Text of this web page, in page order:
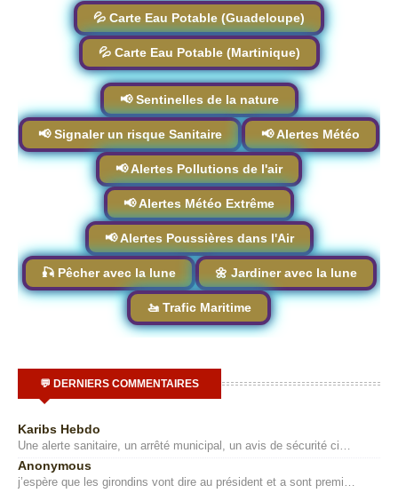
💦 Carte Eau Potable (Guadeloupe)
💦 Carte Eau Potable (Martinique)
📢 Sentinelles de la nature
📢 Signaler un risque Sanitaire 📢 Alertes Météo
📢 Alertes Pollutions de l'air
📢 Alertes Météo Extrême
📢 Alertes Poussières dans l'Air
🎣 Pêcher avec la lune 🌼 Jardiner avec la lune
🚤 Trafic Maritime
💬 DERNIERS COMMENTAIRES
Karibs Hebdo
Une alerte sanitaire, un arrêté municipal, un avis de sécurité ci…
Anonymous
j’espère que les girondins vont dire au président et a sont premi…